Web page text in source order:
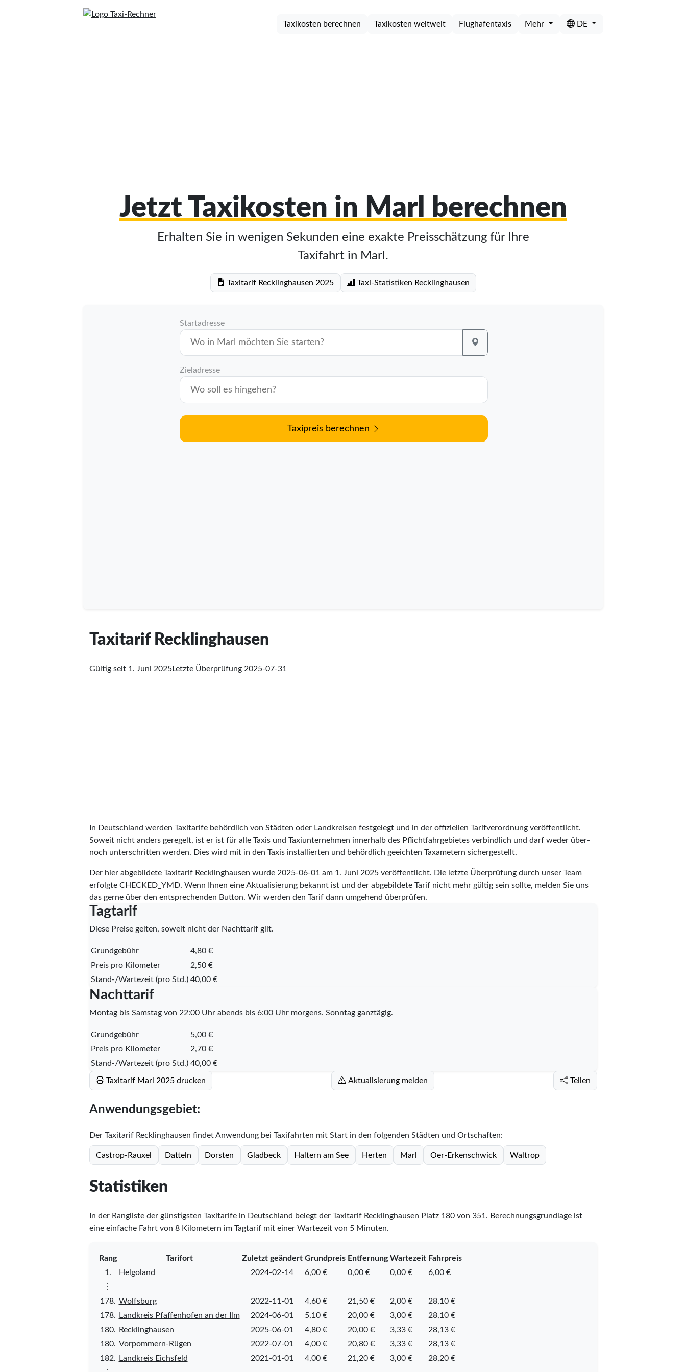
Taxikosten berechnen Taxikosten weltweit Flughafentaxis Mehr DE
Jetzt Taxikosten in Marl berechnen
Erhalten Sie in wenigen Sekunden eine exakte Preisschätzung für Ihre
Taxifahrt in Marl.
Taxitarif Recklinghausen 2025 Taxi-Statistiken Recklinghausen
Startadresse
Zieladresse
Taxipreis berechnen
Taxitarif Recklinghausen
Gültig seit 1. Juni 2025Letzte Überprüfung 2025-07-31
In Deutschland werden Taxitarife behördlich von Städten oder Landkreisen festgelegt und in der offiziellen Tarifverordnung veröffentlicht.
Soweit nicht anders geregelt, ist er ist für alle Taxis und Taxiunternehmen innerhalb des Pflichtfahrgebietes verbindlich und darf weder über-
noch unterschritten werden. Dies wird mit in den Taxis installierten und behördlich geeichten Taxametern sichergestellt.
Der hier abgebildete Taxitarif Recklinghausen wurde 2025-06-01 am 1. Juni 2025 veröffentlicht. Die letzte Überprüfung durch unser Team
erfolgte CHECKED_YMD. Wenn Ihnen eine Aktualisierung bekannt ist und der abgebildete Tarif nicht mehr gültig sein sollte, melden Sie uns
das gerne über den entsprechenden Button. Wir werden den Tarif dann umgehend überprüfen.
Tagtarif
Diese Preise gelten, soweit nicht der Nachttarif gilt.
Grundgebühr
4,80 €
Preis pro Kilometer
2,50 €
Stand-/Wartezeit (pro Std.) 40,00 €
Nachttarif
Montag bis Samstag von 22:00 Uhr abends bis 6:00 Uhr morgens. Sonntag ganztägig.
Grundgebühr
5,00 €
Preis pro Kilometer
2,70 €
Stand-/Wartezeit (pro Std.) 40,00 €
Taxitarif Marl 2025 drucken Aktualisierung melden Teilen
Anwendungsgebiet:
Der Taxitarif Recklinghausen findet Anwendung bei Taxifahrten mit Start in den folgenden Städten und Ortschaften:
Castrop-Rauxel Datteln Dorsten Gladbeck Haltern am See Herten Marl Oer-Erkenschwick Waltrop
Statistiken
In der Rangliste der günstigsten Taxitarife in Deutschland belegt der Taxitarif Recklinghausen Platz 180von 351 . Berechnungsgrundlage ist
eine einfache Fahrt von 8 Kilometern im Tagtarif mit einer Wartezeit von 5 Minuten.
Rang Tarifort Zuletzt geändert Grundpreis Entfernung Wartezeit Fahrpreis
1.
Helgoland 2024-02-14 6,00 € 0,00 € 0,00 €
6,00 €
⋮
178. Wolfsburg 2022-11-01 4,60 € 21,50 € 2,00 €
28,10 €
178.
Landkreis Pfaffenhofen an der Ilm 2024-06-01 5,10 € 20,00 € 3,00 €
28,10 €
180.
Recklinghausen 2025-06-01 4,80 € 20,00 € 3,33 €
28,13 €
180. Vorpommern-Rügen 2022-07-01 4,00 € 20,80 € 3,33 €
28,13 €
182.
Landkreis Eichsfeld 2021-01-01 4,00 € 21,20 € 3,00 €
28,20 €